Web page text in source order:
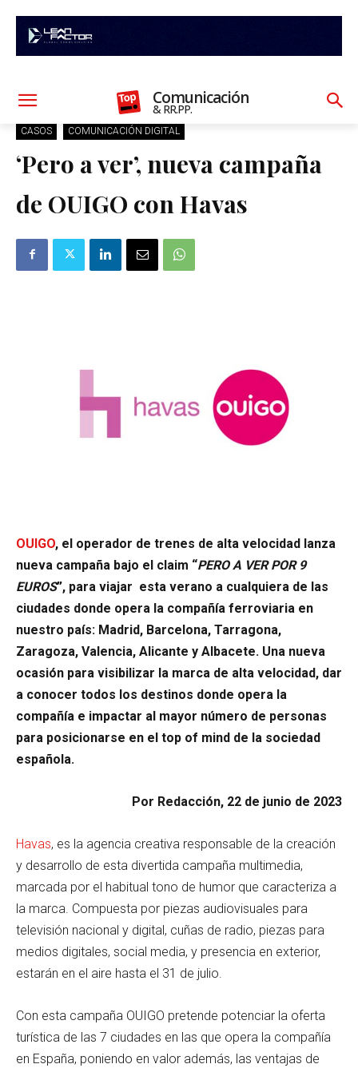
Comunicación
& RR.PP.
CASOS COMUNICACIÓN DIGITAL
‘Pero a ver’, nueva campaña
de OUIGO con Havas
OUIGO, el operador de trenes de alta velocidad lanza
nueva campaña bajo el claim “PERO A VER POR 9
EUROS”, para viajar esta verano a cualquiera de las
ciudades donde opera la compañía ferroviaria en
nuestro país: Madrid, Barcelona, Tarragona,
Zaragoza, Valencia, Alicante y Albacete. Una nueva
ocasión para visibilizar la marca de alta velocidad, dar
a conocer todos los destinos donde opera la
compañía e impactar al mayor número de personas
para posicionarse en el top of mind de la sociedad
española.
Por Redacción, 22 de junio de 2023
Havas, es la agencia creativa responsable de la creación
y desarrollo de esta divertida campaña multimedia,
marcada por el habitual tono de humor que caracteriza a
la marca. Compuesta por piezas audiovisuales para
televisión nacional y digital, cuñas de radio, piezas para
medios digitales, social media, y presencia en exterior,
estarán en el aire hasta el 31 de julio.
Con esta campaña OUIGO pretende potenciar la oferta
turística de las 7 ciudades en las que opera la compañía
en España, poniendo en valor además, las ventajas de